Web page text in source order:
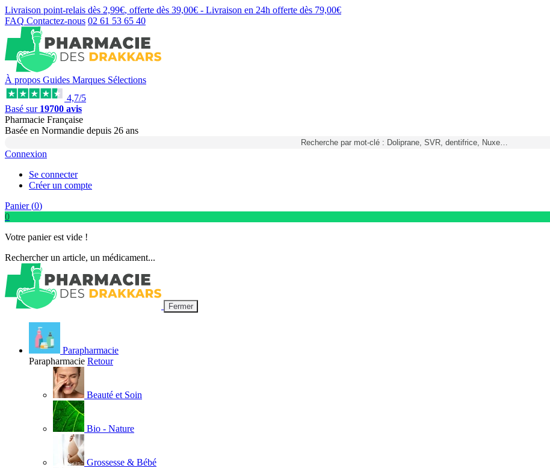
Livraison point-relais dès 2,99€, offerte dès 39,00€ - Livraison en 24h offerte dès 79,00€
FAQ Contactez-nous 02 61 53 65 40
À propos Guides Marques Sélections
4,7/5
Basé sur 19700 avis
Pharmacie Française
Basée en Normandie depuis 26 ans
Recherche par mot-clé : Doliprane, SVR, dentifrice, Nuxe…
Connexion
Se connecter
Créer un compte
Panier (0)
0
Votre panier est vide !
Rechercher un article, un médicament...
Fermer
Parapharmacie
Parapharmacie Retour
Beauté et Soin
Bio - Nature
Grossesse & Bébé